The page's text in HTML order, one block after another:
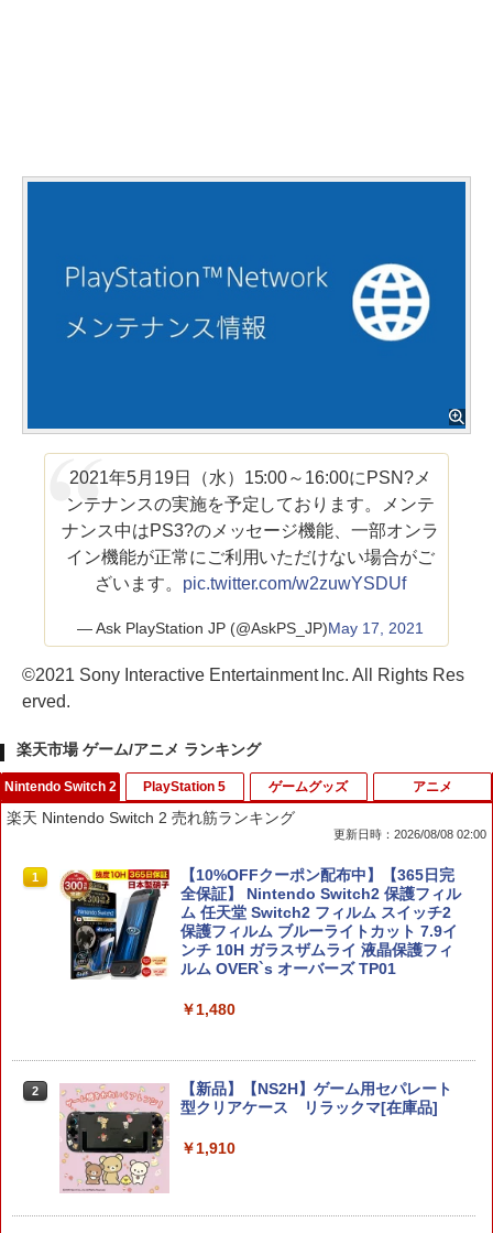
2021年5月19日（水）15:00～16:00にPSN?メ
ンテナンスの実施を予定しております。メンテ
ナンス中はPS3?のメッセージ機能、一部オンラ
イン機能が正常にご利用いただけない場合がご
ざいます。 pic.twitter.com/w2zuwYSDUf
— Ask PlayStation JP (@AskPS_JP)May 17, 2021
©2021 Sony Interactive Entertainment Inc. All Rights Res
erved.
楽天市場 ゲーム/アニメ ランキング
Nintendo Switch 2
楽天 Nintendo Switch 2 売れ筋ランキング
更新日時：2026/08/08 02:00
1
【10%OFFクーポン配布中】【365日完
全保証】 Nintendo Switch2 保護フィル
ム 任天堂 Switch2 フィルム スイッチ2
保護フィルム ブルーライトカット 7.9イ
ンチ 10H ガラスザムライ 液晶保護フィ
ルム OVER`s オーバーズ TP01
￥1,480
2
【新品】【NS2H】ゲーム用セパレート
型クリアケース リラックマ[在庫品]
￥1,910
PlayStation 5 ゲームグッズ アニメ